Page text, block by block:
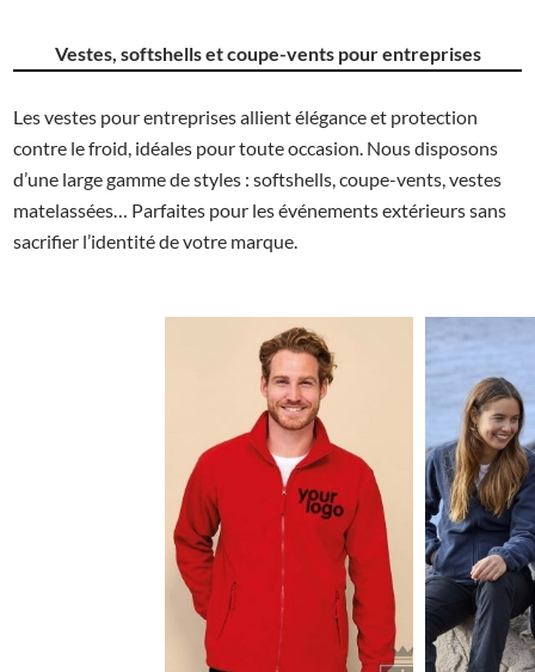
Vestes, softshells et coupe-vents pour entreprises
Les vestes pour entreprises allient élégance et protection
contre le froid, idéales pour toute occasion. Nous disposons
d’une large gamme de styles : softshells, coupe-vents, vestes
matelassées… Parfaites pour les événements extérieurs sans
sacrifier l’identité de votre marque.